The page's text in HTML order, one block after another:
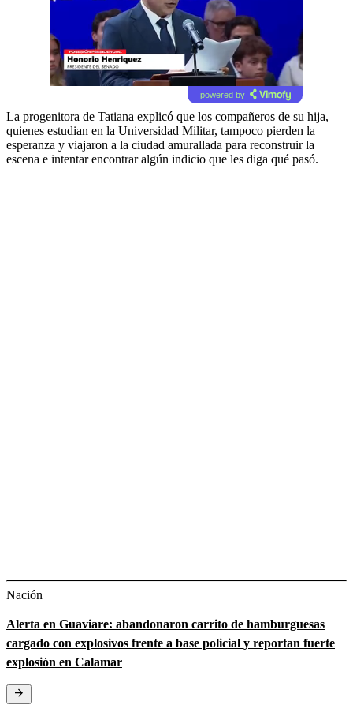
powered by
La progenitora de Tatiana explicó que los compañeros de su hija,
quienes estudian en la Universidad Militar, tampoco pierden la
esperanza y viajaron a la ciudad amurallada para reconstruir la
escena e intentar encontrar algún indicio que les diga qué pasó.
Nación
Alerta en Guaviare: abandonaron carrito de hamburguesas
cargado con explosivos frente a base policial y reportan fuerte
explosión en Calamar